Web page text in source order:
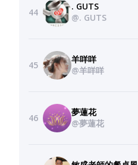
44
. GUTS
@. GUTS
45
羊咩咩
@羊咩咩
46
夢蓮花
@夢蓮花